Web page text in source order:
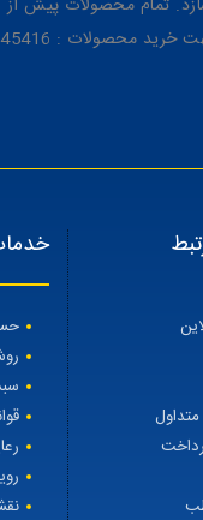
تمام محصولات پیش
به نام رویا میرنظامی